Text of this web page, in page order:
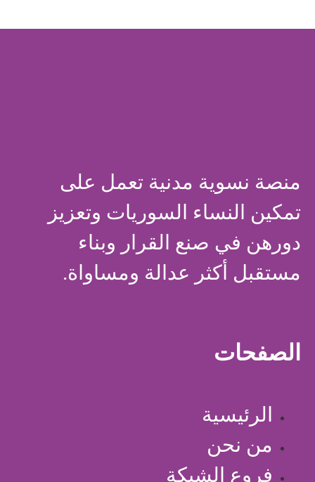
منصة نسوية مدنية تعمل على
تمكين النساء السوريات وتعزيز
دورهن في صنع القرار وبناء
مستقبل أكثر عدالة ومساواة.
الصفحات
الرئيسية
من نحن
فروع الشبكة